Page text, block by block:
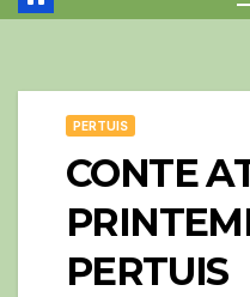
PERTUIS
CONTE
PERTUIS